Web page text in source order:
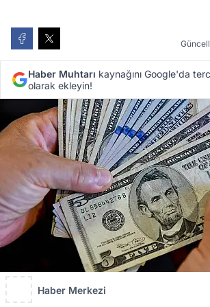
Haber Muhtarı kaynağını Google'da
olarak ekleyin!
Haber Merkezi